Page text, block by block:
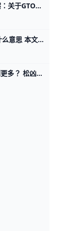
博弈论的最佳解决方案：关于GTO扑克的几点思考（上） 博弈论的最佳解决方案：关于GTO扑克的几点思考（上） 如需系统学习GTO，请点击查看德州扑克GTO视频课程：https://www.moshi
持续下注是什么意思 持续下注是什么意思 本文概要： 1、持续下注的3个目的2、持续下注的2个理由3、是否持续下注的5个决策因素4、制定持续下注策略的4个步骤但凡学过
松凶比紧凶在小局盈利更多？ 松凶比紧凶在小局盈利更多？ 许多打牌的前辈会跟你说，在低级别的牌桌上，紧能不亏，凶能盈利。但现在紧凶的打法在低级别桌子上盈利似乎越来越少，有数